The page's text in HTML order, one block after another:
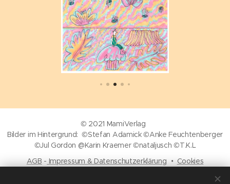
© 2021 MamiVerlag
Bilder im Hintergrund: ©Stefan Adamick ©Anke Feuchtenberger
©Jul Gordon @Karin Kraemer ©nataljusch ©T.K.L
AGB - Impressum & Datenschutzerklärung Cookies